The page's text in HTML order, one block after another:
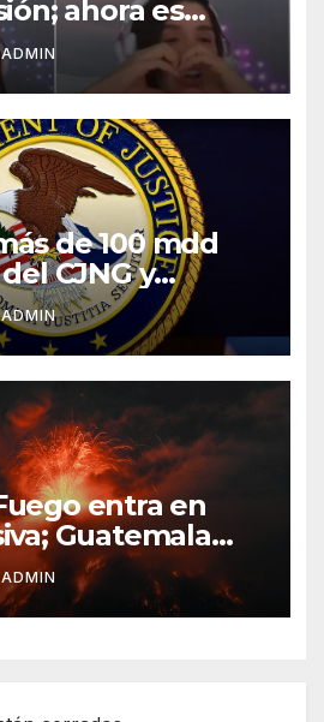
ahora es
ADMIN
de 100 mdd
CJNG y
cargos
ADMIN
entra en
Guatemala
anaranjada
ADMIN